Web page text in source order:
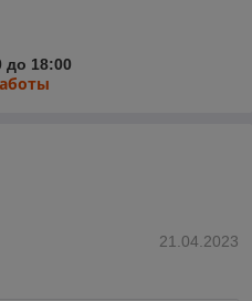
до 18:00
21.04.2023